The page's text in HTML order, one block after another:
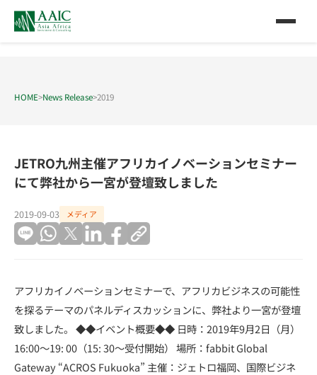
HOME>News Release>2019
JETRO九州主催アフリカイノベーションセミナー
にて弊社から一宮が登壇致しました
2019-09-03 メディア
アフリカイノベーションセミナーで、アフリカビジネスの可能性
を探るテーマのパネルディスカッションに、弊社より一宮が登壇
致しました。 ◆◆イベント概要◆◆ 日時：2019年9月2日（月）
16:00～19: 00（15: 30～受付開始） 場所：fabbit Global
Gateway “ACROS Fukuoka” 主催：ジェトロ福岡、国際ビジネ